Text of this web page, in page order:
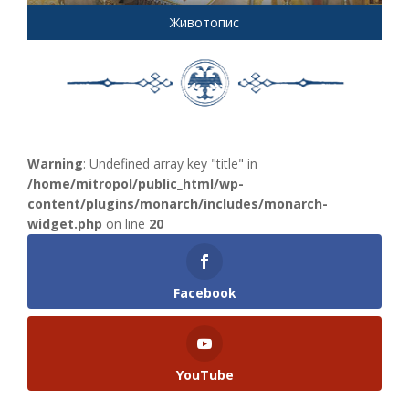
Животопис
Warning: Undefined array key "title" in
/home/mitropol/public_html/wp-
content/plugins/monarch/includes/monarch-
widget.php on line 20
Facebook
YouTube